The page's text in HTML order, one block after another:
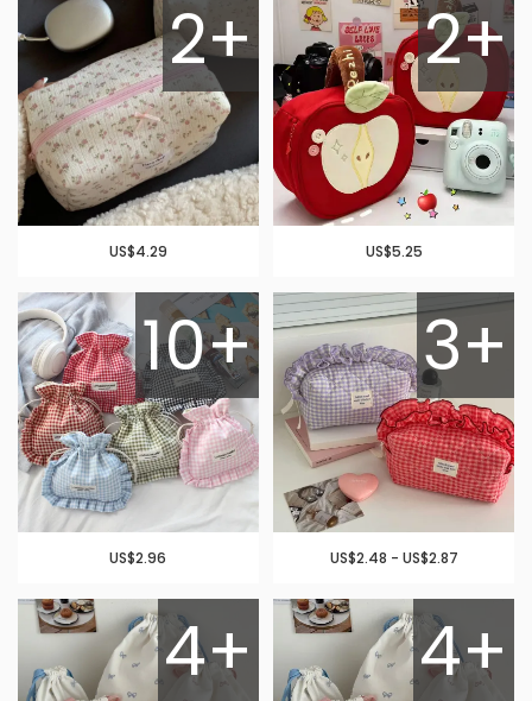
2+
US$4.29
2+
US$5.25
10+
US$2.96
3+
US$2.48 - US$2.87
4+ 4+